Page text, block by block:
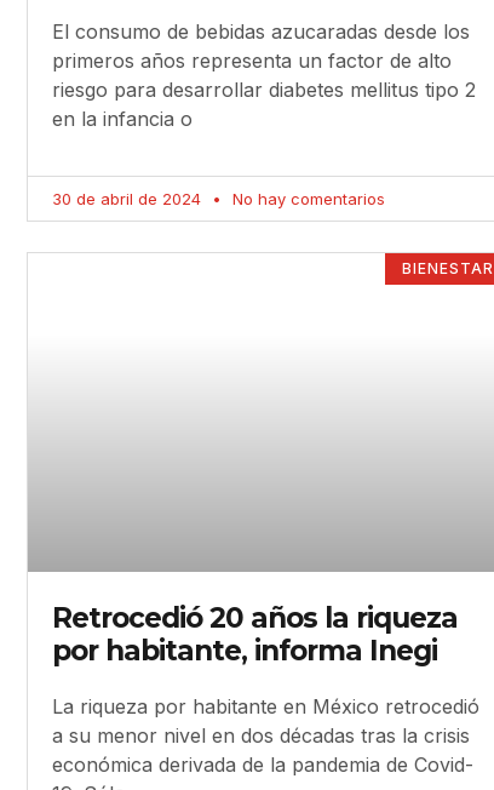
El consumo de bebidas azucaradas desde los
primeros años representa un factor de alto
riesgo para desarrollar diabetes mellitus tipo 2
en la infancia o
30 de abril de 2024 No hay comentarios
BIENESTAR
Retrocedió 20 años la riqueza
por habitante, informa Inegi
La riqueza por habitante en México retrocedió
a su menor nivel en dos décadas tras la crisis
económica derivada de la pandemia de Covid-